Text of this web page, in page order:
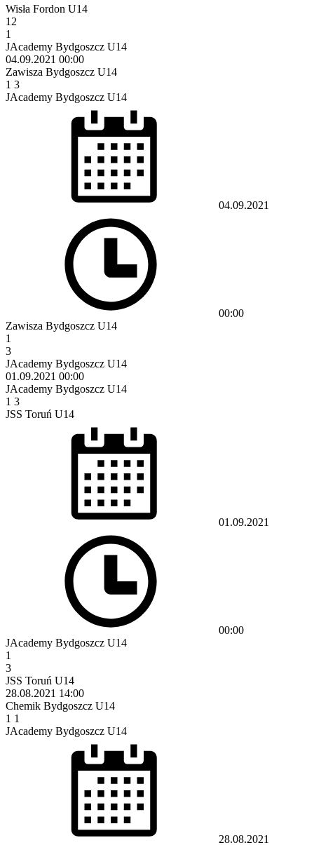
Wisła Fordon U14
12
1
JAcademy Bydgoszcz U14
04.09.2021 00:00
Zawisza Bydgoszcz U14
1 3
JAcademy Bydgoszcz U14
04.09.2021
00:00
Zawisza Bydgoszcz U14
1
3
JAcademy Bydgoszcz U14
01.09.2021 00:00
JAcademy Bydgoszcz U14
1 3
JSS Toruń U14
01.09.2021
00:00
JAcademy Bydgoszcz U14
1
3
JSS Toruń U14
28.08.2021 14:00
Chemik Bydgoszcz U14
1 1
JAcademy Bydgoszcz U14
28.08.2021